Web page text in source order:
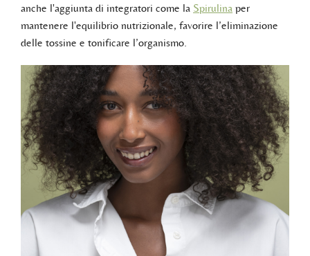
anche l'aggiunta di integratori come la Spirulina per
mantenere l'equilibrio nutrizionale, favorire l’eliminazione
delle tossine e tonificare l’organismo.